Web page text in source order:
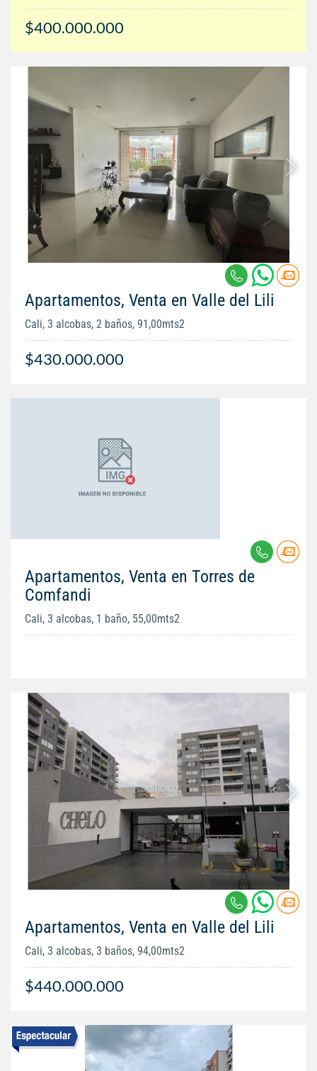
$400.000.000
Apartamentos, Venta en Valle del Lili
Cali, 3 alcobas, 2 baños, 91,00mts2
$430.000.000
Apartamentos, Venta en Torres de
Comfandi
Cali, 3 alcobas, 1 baño, 55,00mts2
Apartamentos, Venta en Valle del Lili
Cali, 3 alcobas, 3 baños, 94,00mts2
$440.000.000